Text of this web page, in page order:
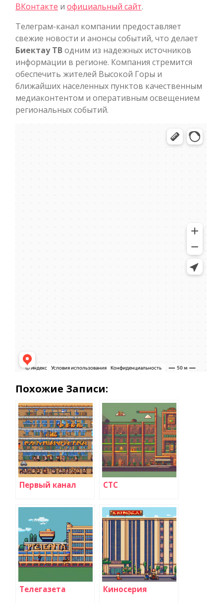
ВКонтакте и официальный сайт.
Телеграм-канал компании предоставляет
свежие новости и анонсы событий, что делает
Биектау ТВодним из надежных источников
информации в регионе. Компания стремится
обеспечить жителей Высокой Горы и
ближайших населенных пунктов качественным
медиаконтентом и оперативным освещением
региональных событий.
Похожие Записи:
Первый канал СТС
Телегазета Киносерия